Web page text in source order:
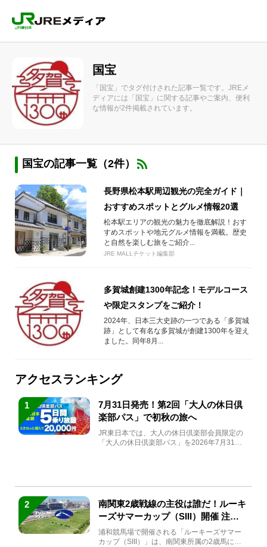
国宝
「国宝」でタグ付けされた記事一覧です。JREメ
ディアには「国宝」に関する記事やご案内、便利
な情報が2件掲載されています。
国宝の記事一覧（2件）
長野県松本駅周辺観光の完全ガイド｜
おすすめスポットとグルメ情報20選
松本駅エリアの観光の魅力を徹底解説！おす
すめスポットや地元グルメ情報を満載。歴史
と自然を楽しむ旅をご紹介...
JRE MALLチケット編集部
多賀城創建1300年記念！モデルコース
や限定スタンプをご紹介！
2024年、日本三大史跡の一つである「多賀城
跡」として有名な多賀城が創建1300年を迎え
ました。同年8月...
アクセスランキング
1
7月31日発売！第2回「大人の休日倶
楽部パス」で初秋の旅へ
JR東日本では、大人の休日倶楽部会員限定の
「大人の休日倶楽部パス」を2026年7月31日
2
南関東2歳戦線の主役は誰だ！ルーキ
ーズサマーカップ（SIII）開催 注目
馬と見どころをチェック
浦和競馬場で開催される「ルーキーズサマー
カップ（SIII）」は、南関東所属の2歳馬によ